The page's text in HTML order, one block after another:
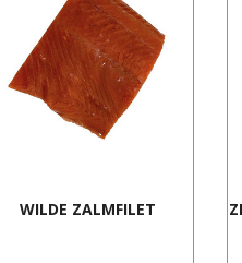
WILDE ZALMFILET